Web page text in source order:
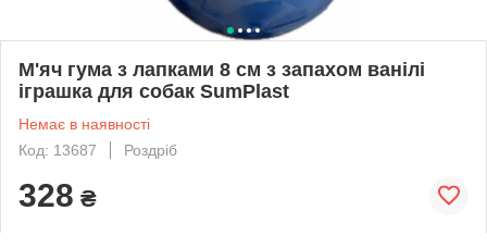
М'яч гума з лапками 8 см з запахом ванілі
іграшка для собак SumPlast
Немає в наявності
Код: 13687
Роздріб
328 ₴